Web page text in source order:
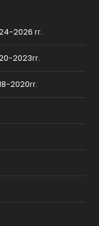
2026 гг.
2023гг.
2020гг.